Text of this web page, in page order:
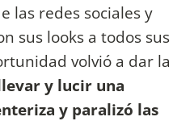
las redes sociales y
sus looks a todos sus
volvió a dar la
y lucir una
y paralizó las